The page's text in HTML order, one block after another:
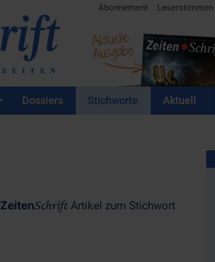
Abonnement Leserstimmen
Aktuelle
Ausgabe
Dossiers Stichworte Aktuell
ZeitenSchrift Artikel zum Stichwort